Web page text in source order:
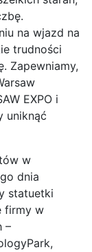
na wjazd na
trudności
Zapewniamy,
EXPO i
uniknąć
w
dnia
statuetki
firmy w
–